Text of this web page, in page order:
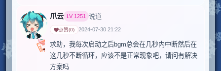
爪云 LV 1251 说道
点赞(0) 2024-07-30 21:22
求助，我每次启动之后bgm总会在几秒内中断然后在
这几秒不断循环，应该不是正常现象吧，请问有解决
方案吗